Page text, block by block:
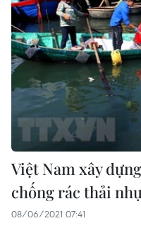
Việt Nam xây
chống rác thải
08/06/2021 07:41